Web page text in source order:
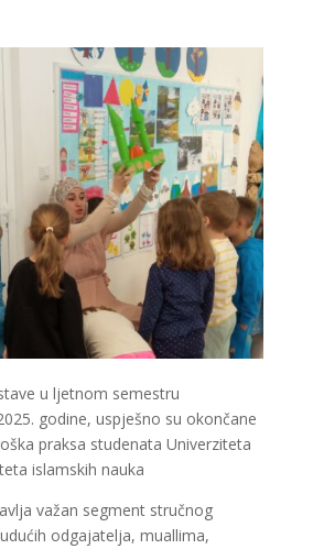
u ljetnom semestru
godine, uspješno su okončane
praksa studenata Univerziteta
islamskih nauka
važan segment stručnog
odgajatelja, muallima,